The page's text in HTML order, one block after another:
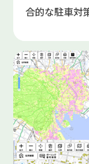
合的な駐車対